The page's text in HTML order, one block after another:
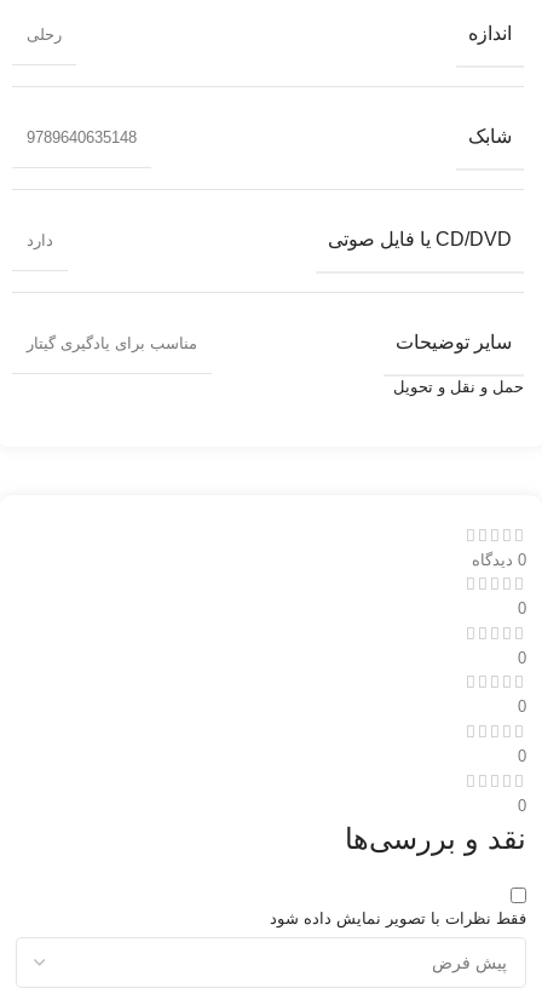
اندازه رحلی
شابک 9789640635148
CD/DVD یا فایل صوتی دارد
سایر توضیحات مناسب برای یادگیری گیتار
حمل و نقل و تحویل
0 دیدگاه
0
0
0
0
0
نقد و بررسی‌ها
فقط نظرات با تصویر نمایش داده شود